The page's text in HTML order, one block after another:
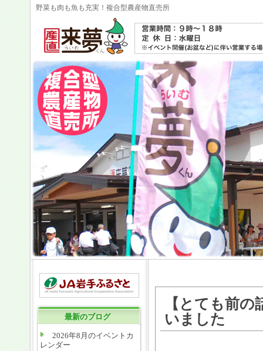
野菜も肉も魚も充実！複合型農産物直売所
最新のブログ
2026年8月のイベントカ
レンダー
【とても前
いました